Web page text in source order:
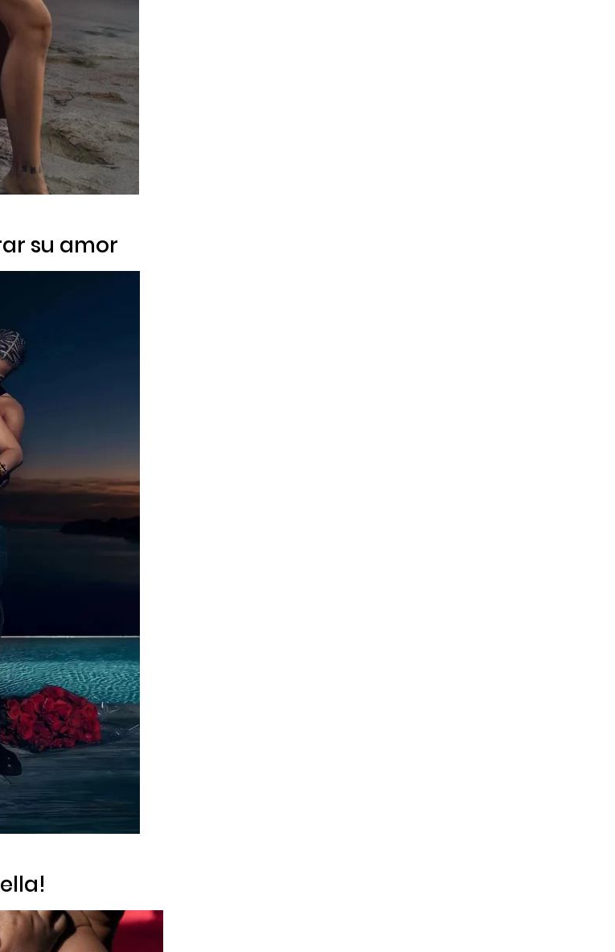
su amor